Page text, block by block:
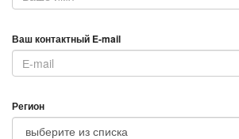
аш контактный E-mail
Регион